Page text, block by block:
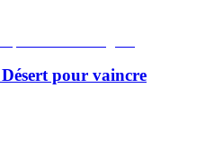
pour vaincre